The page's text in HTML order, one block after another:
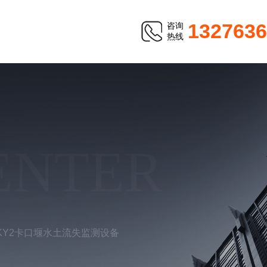
咨询
热线
卡口堰水土流失监测设备